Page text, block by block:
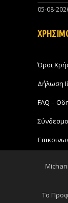
05-08-
Όροι
Δήλωση
FAQ –
Το